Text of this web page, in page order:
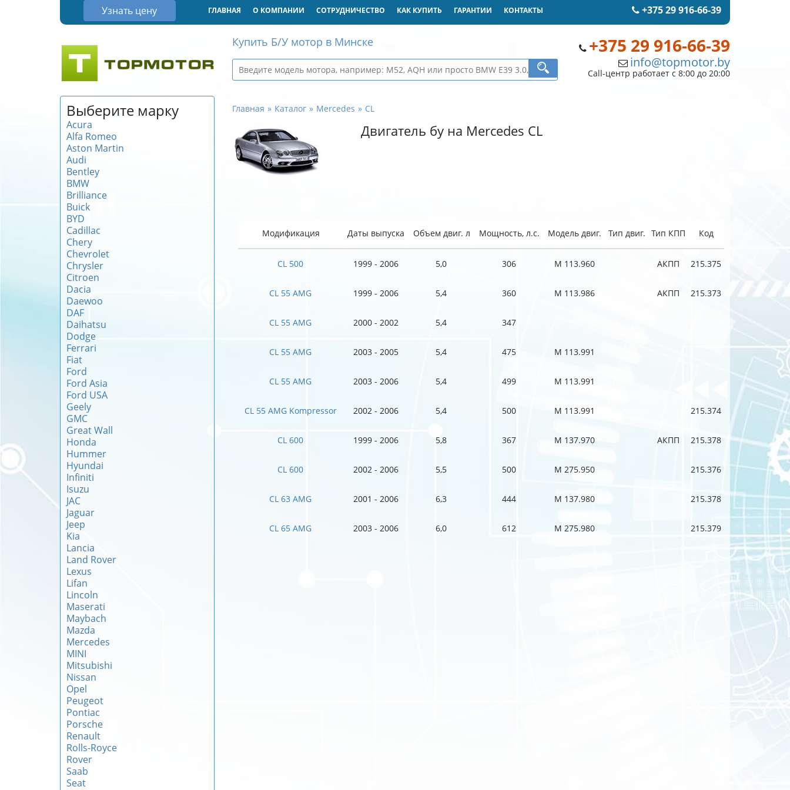
Узнать цену +375 29 916-66-39
ГЛАВНАЯ О КОМПАНИИ СОТРУДНИЧЕСТВО КАК КУПИТЬ ГАРАНТИИ КОНТАКТЫ
+375 29 916-66-39
info@topmotor.by
Call-центр работает с 8:00 до 20:00
Купить Б/У мотор в Минске
Выберите марку
Acura
Alfa Romeo
Aston Martin
Audi
Bentley
BMW
Brilliance
Buick
BYD
Cadillac
Chery
Chevrolet
Chrysler
Citroen
Dacia
Daewoo
DAF
Daihatsu
Dodge
Ferrari
Fiat
Ford
Ford Asia
Ford USA
Geely
GMC
Great Wall
Honda
Hummer
Hyundai
Infiniti
Isuzu
JAC
Jaguar
Jeep
Kia
Lancia
Land Rover
Lexus
Lifan
Lincoln
Maserati
Maybach
Mazda
Mercedes
MINI
Mitsubishi
Nissan
Opel
Peugeot
Pontiac
Porsche
Renault
Rolls-Royce
Rover
Saab
Seat
Главная Каталог Mercedes CL
Двигатель бу на Mercedes CL
Модификация Даты выпуска Объем двиг. л Мощность, л.с. Модель двиг. Тип двиг. Тип КПП Код
CL 500 1999 - 2006 5,0 306 M 113.960 АКПП 215.375
CL 55 AMG 1999 - 2006 5,4 360 M 113.986 АКПП 215.373
CL 55 AMG 2000 - 2002 5,4 347
CL 55 AMG 2003 - 2005 5,4 475 M 113.991
CL 55 AMG 2003 - 2006 5,4 499 M 113.991
CL 55 AMG Kompressor 2002 - 2006 5,4 500 M 113.991 215.374
CL 600 1999 - 2006 5,8 367 M 137.970 АКПП 215.378
CL 600 2002 - 2006 5,5 500 M 275.950 215.376
CL 63 AMG 2001 - 2006 6,3 444 M 137.980 215.378
CL 65 AMG 2003 - 2006 6,0 612 M 275.980 215.379